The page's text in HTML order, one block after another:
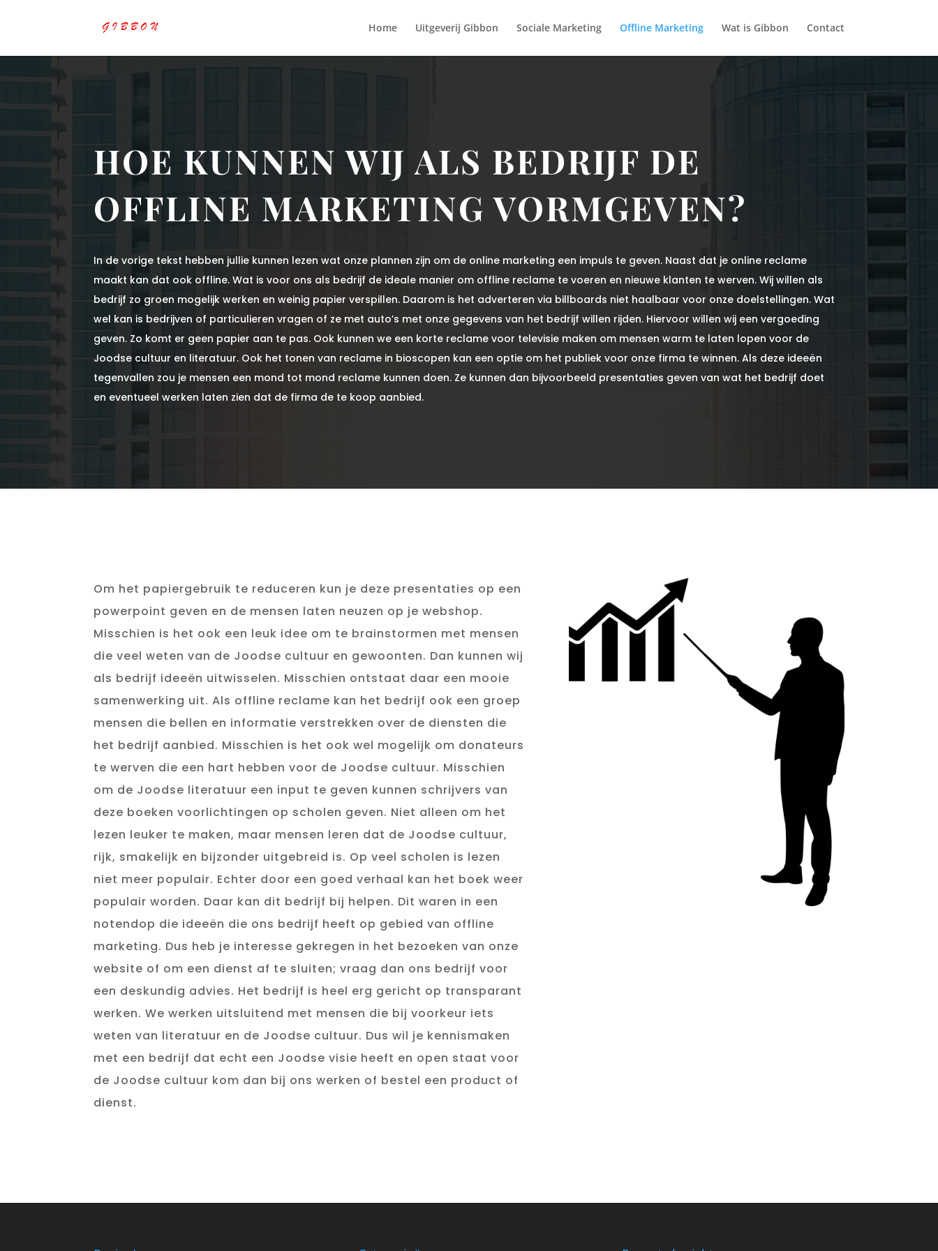
Home Uitgeverij Gibbon Sociale Marketing Offline Marketing Wat is Gibbon Contact
HOE KUNNEN WIJ ALS BEDRIJF DE
OFFLINE MARKETING VORMGEVEN?
In de vorige tekst hebben jullie kunnen lezen wat onze plannen zijn om de online marketing een impuls te geven. Naast dat je online reclame
maakt kan dat ook offline. Wat is voor ons als bedrijf de ideale manier om offline reclame te voeren en nieuwe klanten te werven. Wij willen als
bedrijf zo groen mogelijk werken en weinig papier verspillen. Daarom is het adverteren via billboards niet haalbaar voor onze doelstellingen. Wat
wel kan is bedrijven of particulieren vragen of ze met auto’s met onze gegevens van het bedrijf willen rijden. Hiervoor willen wij een vergoeding
geven. Zo komt er geen papier aan te pas. Ook kunnen we een korte reclame voor televisie maken om mensen warm te laten lopen voor de
Joodse cultuur en literatuur. Ook het tonen van reclame in bioscopen kan een optie om het publiek voor onze firma te winnen. Als deze ideeën
tegenvallen zou je mensen een mond tot mond reclame kunnen doen. Ze kunnen dan bijvoorbeeld presentaties geven van wat het bedrijf doet
en eventueel werken laten zien dat de firma de te koop aanbied.
Om het papiergebruik te reduceren kun je deze presentaties op een
powerpoint geven en de mensen laten neuzen op je webshop.
Misschien is het ook een leuk idee om te brainstormen met mensen
die veel weten van de Joodse cultuur en gewoonten. Dan kunnen wij
als bedrijf ideeën uitwisselen. Misschien ontstaat daar een mooie
samenwerking uit. Als offline reclame kan het bedrijf ook een groep
mensen die bellen en informatie verstrekken over de diensten die
het bedrijf aanbied. Misschien is het ook wel mogelijk om donateurs
te werven die een hart hebben voor de Joodse cultuur. Misschien
om de Joodse literatuur een input te geven kunnen schrijvers van
deze boeken voorlichtingen op scholen geven. Niet alleen om het
lezen leuker te maken, maar mensen leren dat de Joodse cultuur,
rijk, smakelijk en bijzonder uitgebreid is. Op veel scholen is lezen
niet meer populair. Echter door een goed verhaal kan het boek weer
populair worden. Daar kan dit bedrijf bij helpen. Dit waren in een
notendop die ideeën die ons bedrijf heeft op gebied van offline
marketing. Dus heb je interesse gekregen in het bezoeken van onze
website of om een dienst af te sluiten; vraag dan ons bedrijf voor
een deskundig advies. Het bedrijf is heel erg gericht op transparant
werken. We werken uitsluitend met mensen die bij voorkeur iets
weten van literatuur en de Joodse cultuur. Dus wil je kennismaken
met een bedrijf dat echt een Joodse visie heeft en open staat voor
de Joodse cultuur kom dan bij ons werken of bestel een product of
dienst.